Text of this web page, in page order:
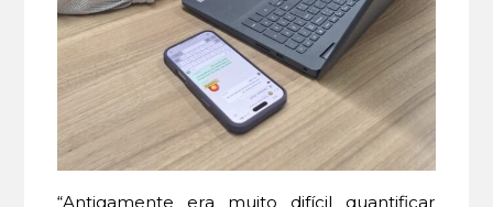
“Antigamente era muito difícil quantificar